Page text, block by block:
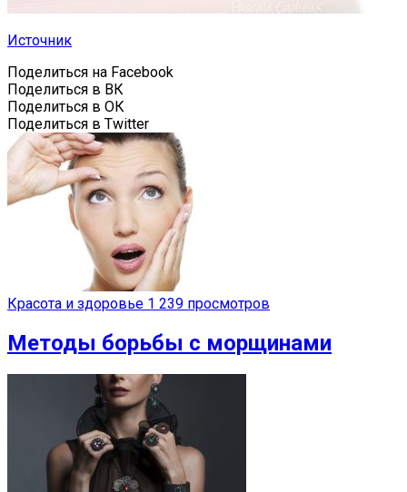
Источник
Поделиться на Facebook
Поделиться в ВК
Поделиться в ОК
Поделиться в Twitter
Красота и здоровье 1 239 просмотров
Методы борьбы с морщинами